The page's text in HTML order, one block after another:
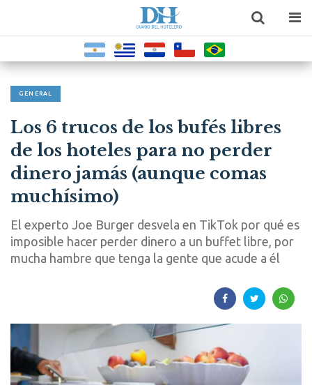
GENERAL
Los 6 trucos de los bufés libres
de los hoteles para no perder
dinero jamás (aunque comas
muchísimo)
El experto Joe Burger desvela en TikTok por qué es
imposible hacer perder dinero a un buffet libre, por
mucha hambre que tenga la gente que acude a él